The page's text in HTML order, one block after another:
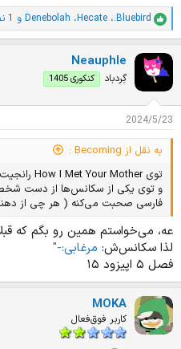
ا
م
ا
ز
ت
:
.Bluebird، Hecate، Denebolah و 1 نفر دیگر
Neauphle
گِردباد کنکوری 1405
2024/5/23
به نقل از Becoming :
توی How I Met Your Mother رانجیت که نقش راننده رو داره اصالتا ایرانیه
و توی یکی از سکانس‌ها از دست
فارسی صحبت می‌کنه ( هر چی از
عه، می‌خواستم همین رو بگم که
لذا سکانس‌ش: مرغابی:‌-"
فصل ۵ اپیزود ۱۵
MOKA
کاربر فوق‌فعال